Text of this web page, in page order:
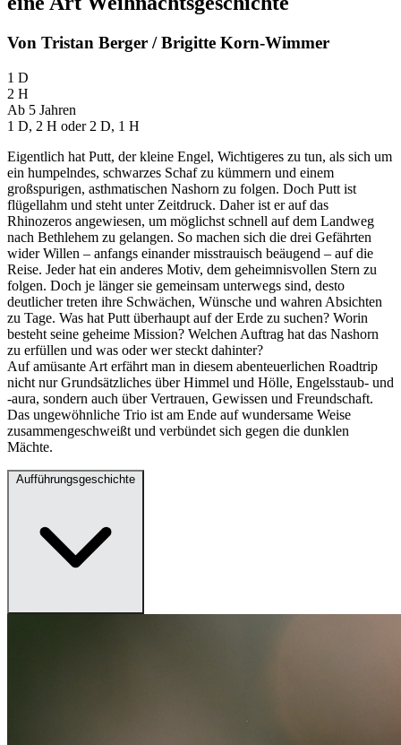
Von Tristan Berger / Brigitte Korn-Wimmer
1 D
2 H
Ab 5 Jahren
1 D, 2 H oder 2 D, 1 H
Eigentlich hat Putt, der kleine Engel, Wichtigeres zu tun, als sich um
ein humpelndes, schwarzes Schaf zu kümmern und einem
großspurigen, asthmatischen Nashorn zu folgen. Doch Putt ist
flügellahm und steht unter Zeitdruck. Daher ist er auf das
Rhinozeros angewiesen, um möglichst schnell auf dem Landweg
nach Bethlehem zu gelangen. So machen sich die drei Gefährten
wider Willen – anfangs einander misstrauisch beäugend – auf die
Reise. Jeder hat ein anderes Motiv, dem geheimnisvollen Stern zu
folgen. Doch je länger sie gemeinsam unterwegs sind, desto
deutlicher treten ihre Schwächen, Wünsche und wahren Absichten
zu Tage. Was hat Putt überhaupt auf der Erde zu suchen? Worin
besteht seine geheime Mission? Welchen Auftrag hat das Nashorn
zu erfüllen und was oder wer steckt dahinter?
Auf amüsante Art erfährt man in diesem abenteuerlichen Roadtrip
nicht nur Grundsätzliches über Himmel und Hölle, Engelsstaub- und
-aura, sondern auch über Vertrauen, Gewissen und Freundschaft.
Das ungewöhnliche Trio ist am Ende auf wundersame Weise
zusammengeschweißt und verbündet sich gegen die dunklen
Mächte.
Aufführungsgeschichte